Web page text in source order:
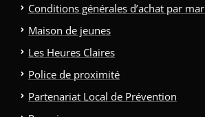
Conditions générales d’achat par
Maison de jeunes
Les Heures Claires
Police de proximité
Partenariat Local de Prévention